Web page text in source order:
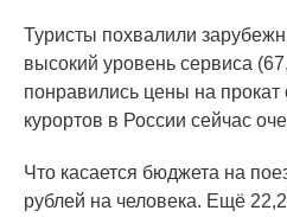
Туристы похвалили
высокий уровень сервиса
понравились цены на
курортов в России сейчас
Что касается бюджета на
рублей на человека. Ещё